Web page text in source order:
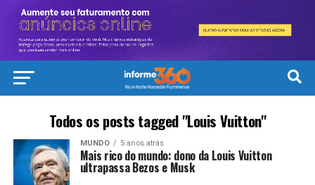
Todos os posts tagged "Louis Vuitton"
MUNDO 5 anos atrás
Mais rico do mundo: dono da Louis Vuitton
ultrapassa Bezos e Musk